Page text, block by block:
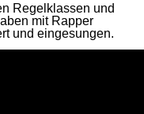
Regelklassen und
mit Rapper
und eingesungen.